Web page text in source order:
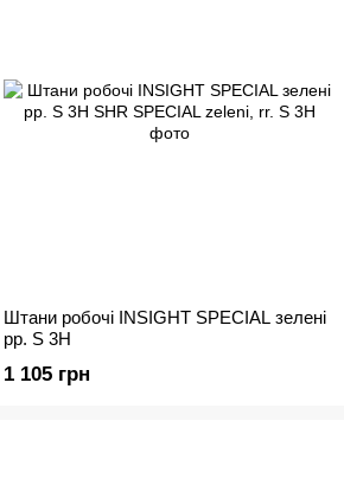
Штани робочі INSIGHT SPECIAL зелені
рр. S 3H
1 105 грн